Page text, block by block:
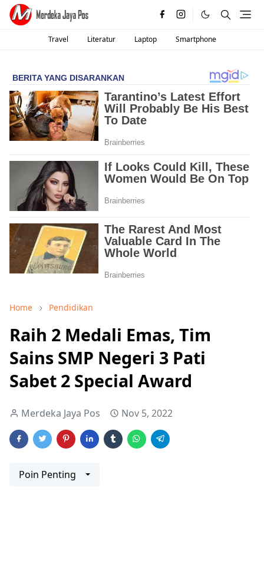
Travel Literatur Laptop Smartphone
Home Pendidikan
Raih 2 Medali Emas, Tim
Sains SMP Negeri 3 Pati
Sabet 2 Special Award
Merdeka Jaya Pos Nov 5, 2022
Poin Penting